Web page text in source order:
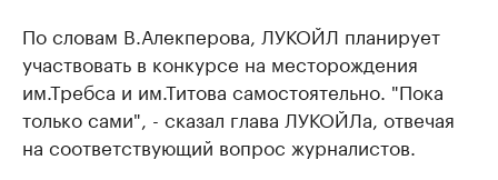
По словам В.Алекперова, ЛУКОЙЛ планирует
участвовать в конкурсе на месторождения
им.Требса и им.Титова самостоятельно. "Пока
только сами", - сказал глава ЛУКОЙЛа, отвечая
на соответствующий вопрос журналистов.